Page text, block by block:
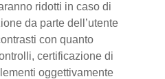
ridotti in caso di
da parte dell’utente
con quanto
certificazione di
oggettivamente